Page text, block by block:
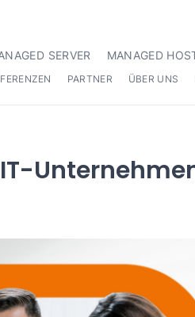
SERVER MANAGED
PARTNER ÜBER UNS